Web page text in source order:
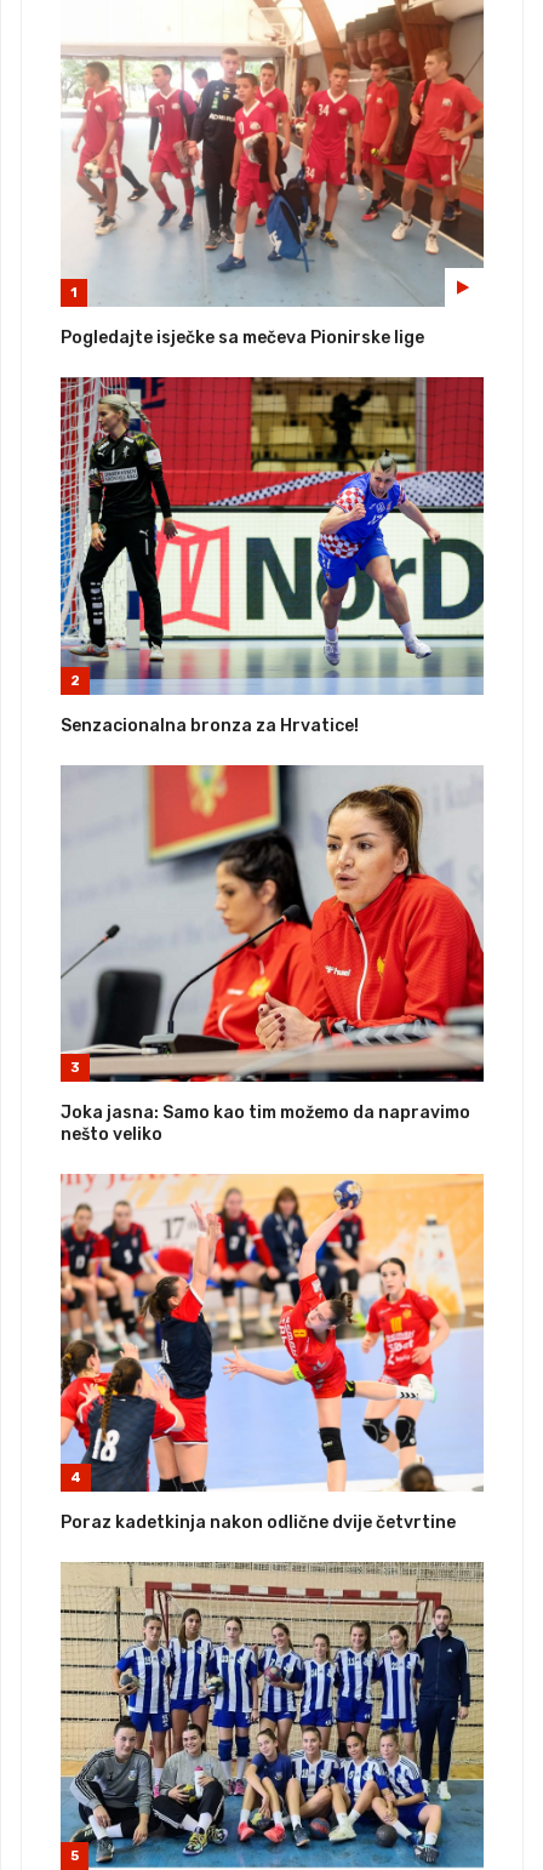
1
Pogledajte isječke sa mečeva Pionirske lige
2
Senzacionalna bronza za Hrvatice!
3
Joka jasna: Samo kao tim možemo da napravimo
nešto veliko
4
Poraz kadetkinja nakon odlične dvije četvrtine
5